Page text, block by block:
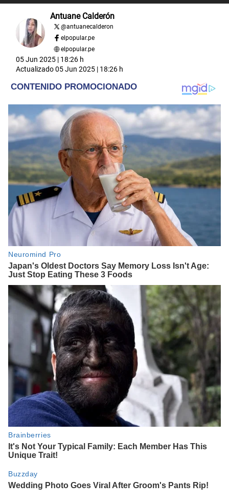
Antuane Calderón
@antuanecalderon
elpopular.pe
elpopular.pe
05 Jun 2025 | 18:26 h
Actualizado05 Jun 2025 | 18:26 h